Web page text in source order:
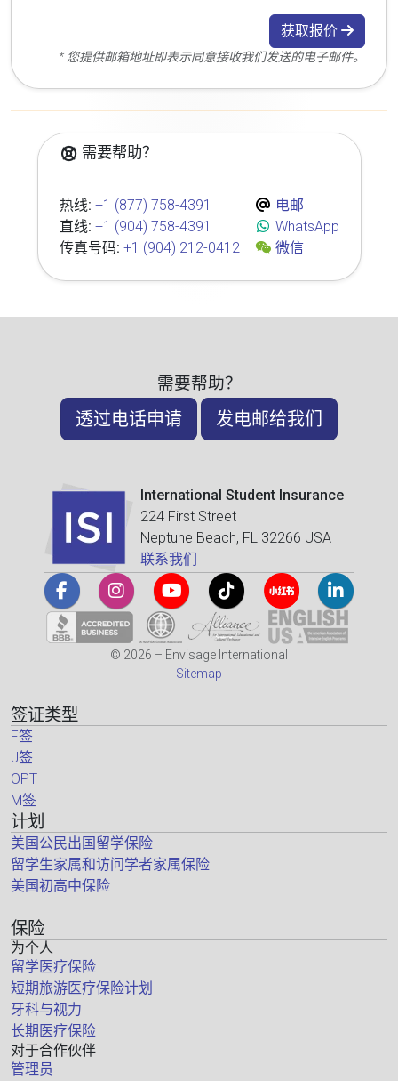
获取报价
* 您提供邮箱地址即表示同意接收我们发送的电子邮件。
需要帮助？
热线: +1 (877) 758-4391
直线: +1 (904) 758-4391
传真号码: +1 (904) 212-0412
电邮
WhatsApp
微信
需要帮助？
透过电话申请 发电邮给我们
International Student Insurance
224 First Street
Neptune Beach, FL 32266 USA
联系我们
© 2026 – Envisage International
Sitemap
签证类型
F签
J签
OPT
M签
计划
美国公民出国留学保险
留学生家属和访问学者家属保险
美国初高中保险
保险
为个人
留学医疗保险
短期旅游医疗保险计划
牙科与视力
长期医疗保险
对于合作伙伴
管理员